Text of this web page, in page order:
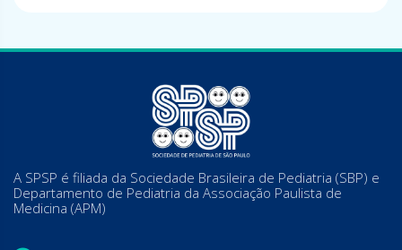
A SPSP é filiada da Sociedade Brasileira de Pediatria (SBP) e
Departamento de Pediatria da Associação Paulista de
Medicina (APM)